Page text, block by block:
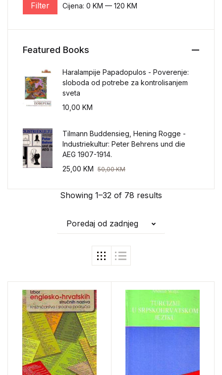
Showing 1–32 of 78 results
Poredaj od zadnjeg
Minimalna cijena
Maksimalna cijena
Filter Cijena: 0 KM — 120 KM
Featured Books
Haralampije Papadopulos - Poverenje:
sloboda od potrebe za kontrolisanjem
sveta
10,00 KM
Tilmann Buddensieg, Hening Rogge -
Industriekultur: Peter Behrens und die
AEG 1907-1914.
25,00 KM 50,00KM